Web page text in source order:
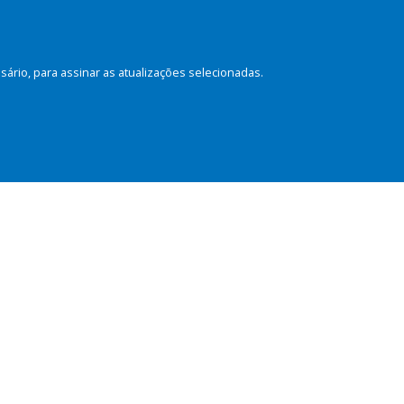
para assinar as atualizações selecionadas.